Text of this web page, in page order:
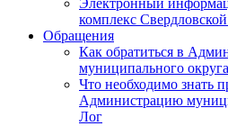
Электронный
комплекс
Обращения
Как обратиться в
муниципального
Что необходимо знать
Администрацию
Лог